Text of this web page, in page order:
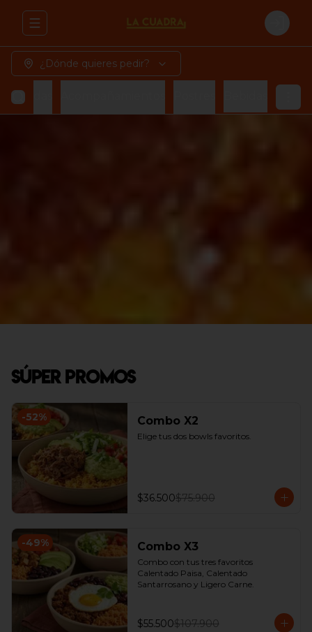
Abrir menu de navegación Login
¿Dónde quieres pedir?
Súper Promos
-52% Combo X2
Elige tus dos bowls favoritos.
$36.500$75.900
-49% Combo X3
Combo con tus tres favoritos
Calentado Paisa, Calentado
Santarrosano y Ligero Carne.
$55.500$107.900